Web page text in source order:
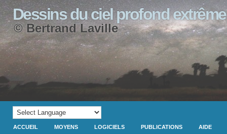
Dessins du ciel profond extrême
© Bertrand Laville
ACCUEIL MOYENS LOGICIELS PUBLICATIONS AIDE